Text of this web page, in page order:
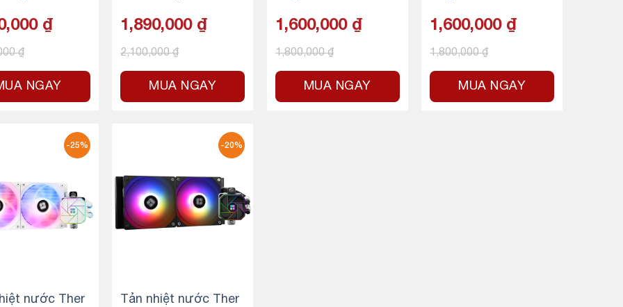
₫
₫
NGAY
ARGB
1,890,000 ₫
2,100,000₫
MUA NGAY
e1,600,000 ₫
1,800,000₫
MUA NGAY
k1,600,000 ₫
1,800,000₫
MUA NGAY
-25%
nước Ther
-20%
Tản nhiệt nước Ther